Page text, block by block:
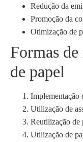
Redução da
Promoção da
Otimização de
Formas
de papel
Implementação
Utilização de
Reutilização de
Utilização de